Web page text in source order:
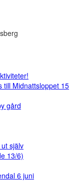
till Midnattsloppet 15
gård
själv
13/6)
6 juni